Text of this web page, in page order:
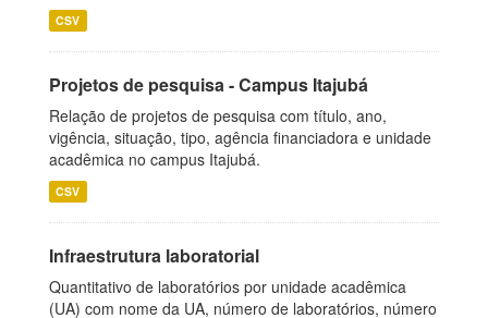
CSV
Projetos de pesquisa - Campus Itajubá
Relação de projetos de pesquisa com título, ano,
vigência, situação, tipo, agência financiadora e unidade
acadêmica no campus Itajubá.
CSV
Infraestrutura laboratorial
Quantitativo de laboratórios por unidade acadêmica
(UA) com nome da UA, número de laboratórios, número